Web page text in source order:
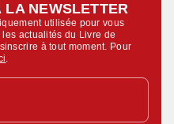
NEWSLETTER
utilisée pour vous
actualités du Livre de
à tout moment. Pour
.